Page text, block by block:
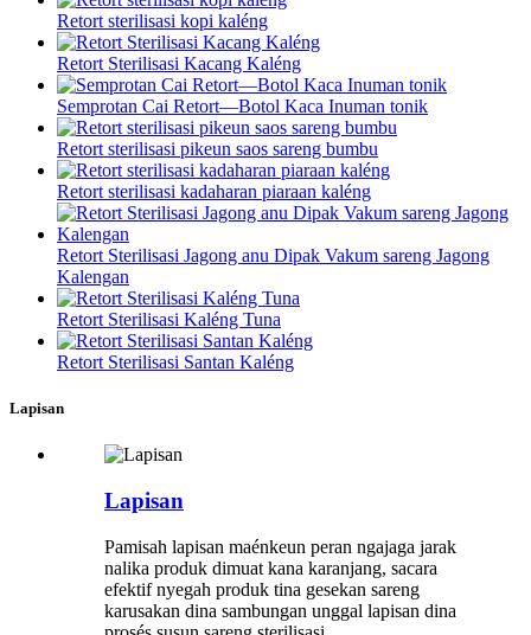
Retort sterilisasi kopi kaléng
Retort Sterilisasi Kacang Kaléng
Semprotan Cai Retort—Botol Kaca Inuman tonik
Retort sterilisasi pikeun saos sareng bumbu
Retort sterilisasi kadaharan piaraan kaléng
Retort Sterilisasi Jagong anu Dipak Vakum sareng Jagong
Kalengan
Retort Sterilisasi Kaléng Tuna
Retort Sterilisasi Santan Kaléng
Lapisan
Lapisan
Pamisah lapisan maénkeun peran ngajaga jarak
nalika produk dimuat kana karanjang, sacara
efektif nyegah produk tina gesekan sareng
karusakan dina sambungan unggal lapisan dina